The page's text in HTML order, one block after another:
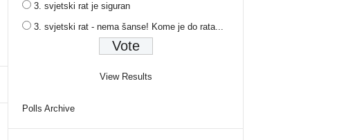
3. svjetski rat je siguran
3. svjetski rat - nema šanse! Kome je do rata...
View Results
Polls Archive